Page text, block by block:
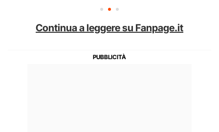
Continua a leggere su Fanpage.it